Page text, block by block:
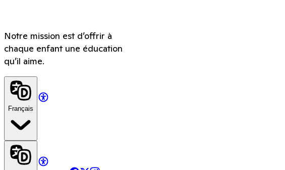
Notre mission est d’offrir à
chaque enfant une éducation
qu’il aime.
Français